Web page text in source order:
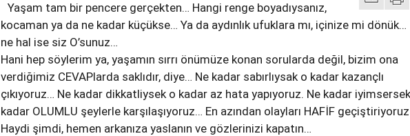
Yaşam tam bir pencere gerçekten… Hangi renge boyadıysanız,
kocaman ya da ne kadar küçükse… Ya da aydınlık ufuklara mı, içinize mi dönük…
ne hal ise siz O’sunuz…
Hani hep söylerim ya, yaşamın sırrı önümüze konan sorularda değil, bizim ona
verdiğimiz CEVAPlarda saklıdır, diye… Ne kadar sabırlıysak o kadar kazançlı
çıkıyoruz… Ne kadar dikkatliysek o kadar az hata yapıyoruz. Ne kadar
kadar OLUMLU şeylerle karşılaşıyoruz… En azından olayları HAFİF
Haydi şimdi, hemen arkanıza yaslanın ve gözlerinizi kapatın…